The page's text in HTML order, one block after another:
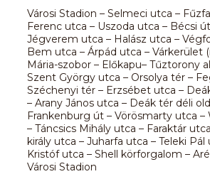
Városi Stadion – Selmeci utca –
Ferenc utca – Uszoda utca – Bécsi
Jégverem utca – Halász utca –
Bem utca – Árpád utca – Várkerület
Mária-szobor – Előkapu– Tűztorony
Szent György utca – Orsolya tér –
Széchenyi tér – Erzsébet utca –
– Arany János utca – Deák tér déli
Frankenburg út – Vörösmarty utca –
– Táncsics Mihály utca – Faraktár
király utca – Juharfa utca – Teleki
Kristóf utca – Shell körforgalom –
Városi Stadion